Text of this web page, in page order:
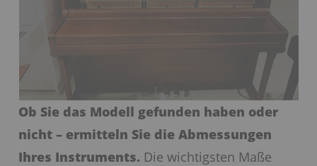
Ob Sie das Modell gefunden haben oder
nicht – ermitteln Sie die Abmessungen
Ihres Instruments. Die wichtigsten Maße